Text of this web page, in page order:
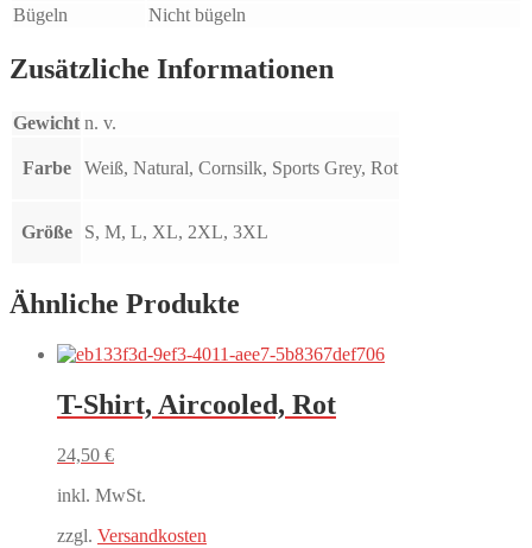
Bügeln
Nicht bügeln
Zusätzliche Informationen
Gewicht n. v.
Farbe Weiß, Natural, Cornsilk, Sports Grey, Rot
Größe S, M, L, XL, 2XL, 3XL
Ähnliche Produkte
T-Shirt, Aircooled, Rot
24,50 €
inkl. MwSt.
zzgl. Versandkosten